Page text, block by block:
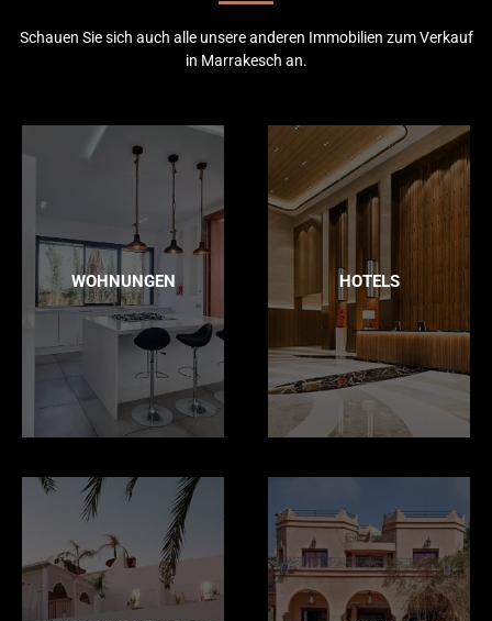
Schauen Sie sich auch alle unsere anderen Immobilien zum Verkauf
in Marrakesch an.
WOHNUNGEN HOTELS